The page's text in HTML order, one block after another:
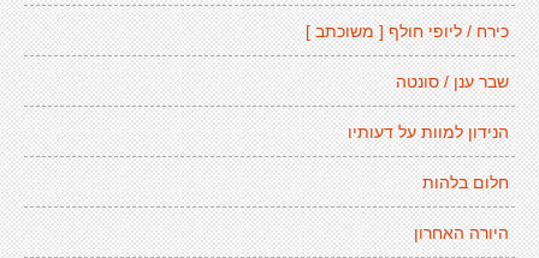
כירח / ליופי חולף [ משוכתב ]
שבר ענן / סונטה
הנידון למוות על דעותיו
חלום בלהות
היורה האחרון